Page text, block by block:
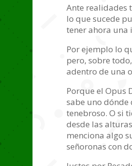
Ante realidades
lo que sucede
tener ahora
Por ejemplo lo
pero, sobre
adentro de una
Porque el Opus
sabe uno dónde
tenebroso. O si
desde las
menciona algo
señoronas con